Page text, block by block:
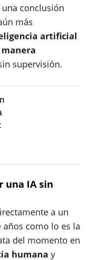
conclusión
más
artificial
supervisión.
una IA sin
a un
como lo es la
del momento en
humana y